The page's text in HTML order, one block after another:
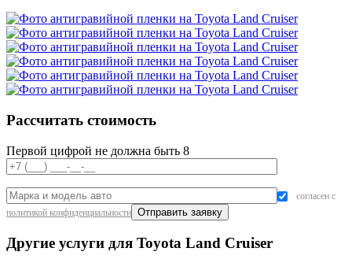
Рассчитать стоимость
Первой цифрой не должна быть 8
согласен с
политикой конфиденциальности
Другие услуги для Toyota Land Cruiser